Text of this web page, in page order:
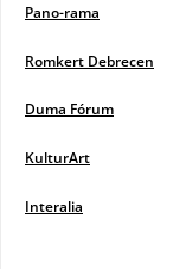
Pano-rama
Romkert Debrecen
Duma Fórum
KulturArt
Interalia